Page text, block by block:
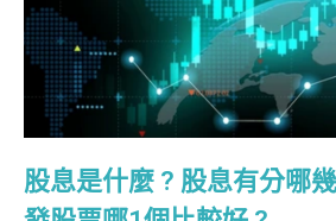
股息是什麼 ? 股息有分哪